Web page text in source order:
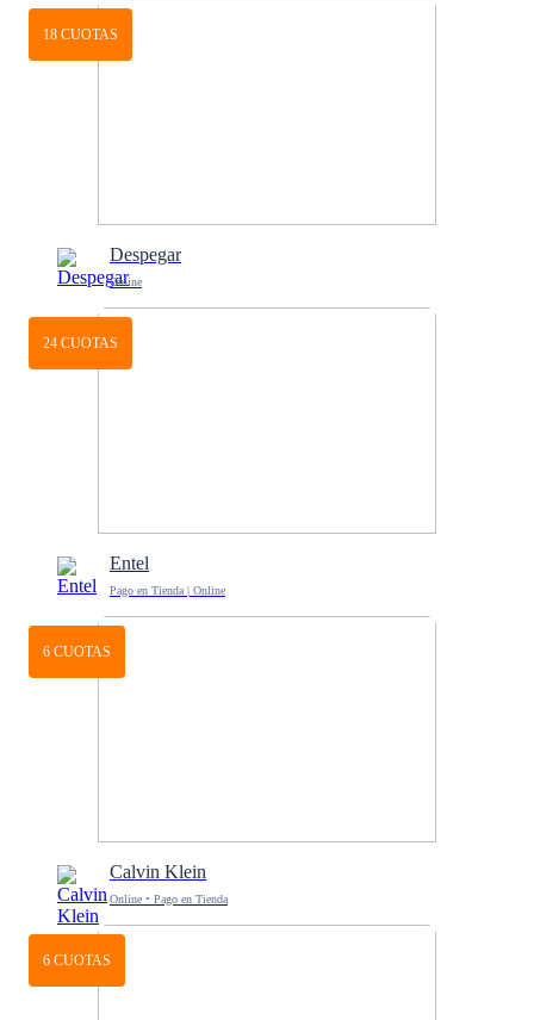
18 CUOTAS
Despegar
Online
24 CUOTAS
Entel
Pago en Tienda | Online
6 CUOTAS
Calvin Klein
Online • Pago en Tienda
6 CUOTAS